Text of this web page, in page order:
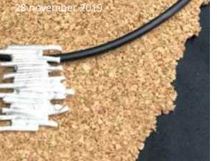
28 november 2019